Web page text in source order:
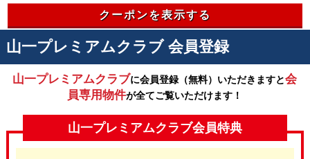
クーポンを表示する
山一プレミアムクラブ 会員登録
山一プレミアムクラブに会員登録（無料）いただきますと会
員専用物件が全てご覧いただけます！
山一プレミアムクラブ会員特典